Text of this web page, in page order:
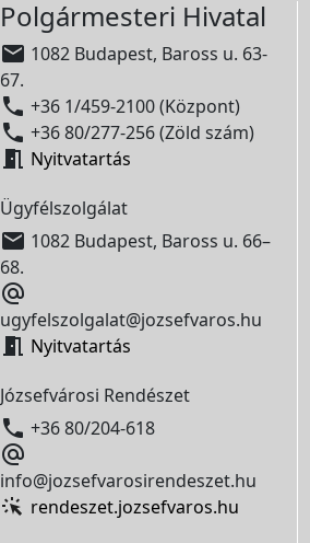
Polgármesteri Hivatal
 1082 Budapest, Baross u. 63-
67.
 +36 1/459-2100 (Központ)
 +36 80/277-256 (Zöld szám)
 Nyitvatartás
Ügyfélszolgálat
 1082 Budapest, Baross u. 66–
68.

ugyfelszolgalat@jozsefvaros.hu
 Nyitvatartás
Józsefvárosi Rendészet
 +36 80/204-618

info@jozsefvarosirendeszet.hu
rendeszet.jozsefvaros.hu